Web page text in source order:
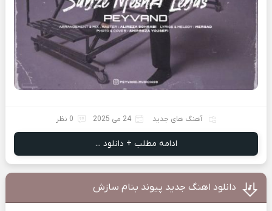
آهنگ های جدید 24 می 2025 0 نظر
ادامه مطلب + دانلود ...
دانلود اهنگ جدید پیوند بنام سازش